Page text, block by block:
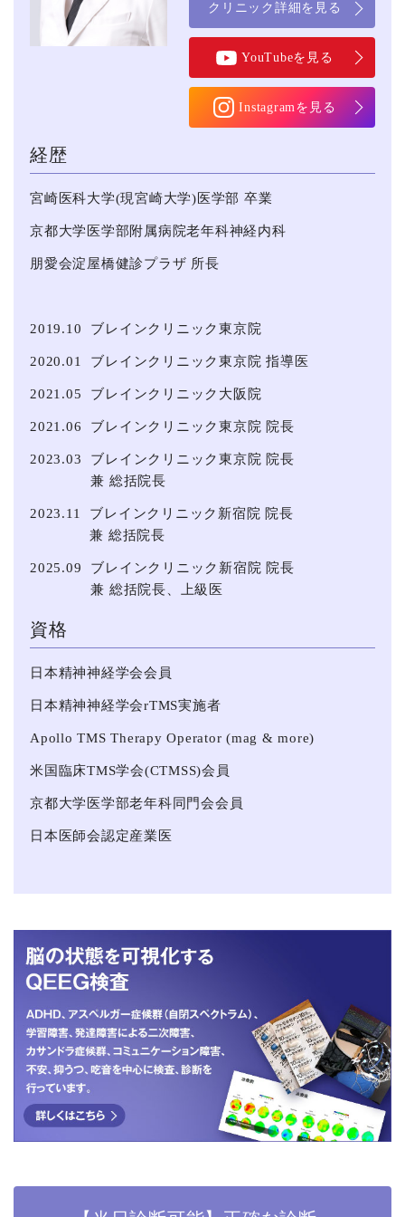
クリニック詳細を見る
YouTubeを見る
Instagramを見る
経歴
宮崎医科⼤学(現宮崎⼤学)医学部 卒業
京都⼤学医学部附属病院老年科神経内科
朋愛会淀屋橋健診プラザ 所長
2019.10 ブレインクリニック東京院
2020.01 ブレインクリニック東京院 指導医
2021.05 ブレインクリニック大阪院
2021.06 ブレインクリニック東京院 院長
2023.03
ブレインクリニック東京院 院長
兼 総括院長
2023.11
ブレインクリニック新宿院 院長
兼 総括院長
2025.09
ブレインクリニック新宿院 院長
兼 総括院長、上級医
資格
日本精神神経学会会員
日本精神神経学会rTMS実施者
Apollo TMS Therapy Operator (mag & more)
米国臨床TMS学会(CTMSS)会員
京都大学医学部老年科同門会会員
日本医師会認定産業医